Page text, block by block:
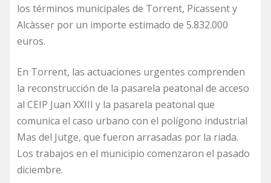
los términos municipales de Torrent, Picassent y
Alcàsser por un importe estimado de 5.832.000
euros.
En Torrent, las actuaciones urgentes comprenden
la reconstrucción de la pasarela peatonal de acceso
al CEIP Juan XXIII y la pasarela peatonal que
comunica el caso urbano con el polígono industrial
Mas del Jutge, que fueron arrasadas por la riada.
Los trabajos en el municipio comenzaron el pasado
diciembre.